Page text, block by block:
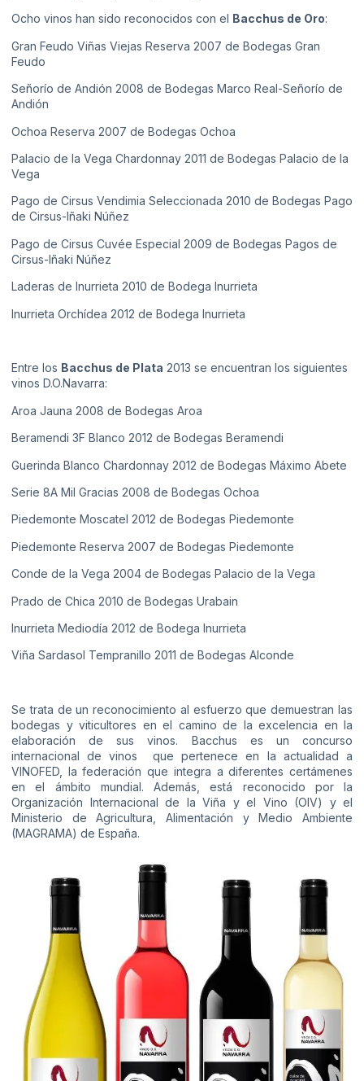
Ocho vinos han sido reconocidos con el
Bacchus de Oro:
Gran Feudo Viñas Viejas Reserva 2007 de Bodegas Gran
Feudo
Señorío de Andión 2008 de Bodegas Marco Real-Señorío de
Andión
Ochoa Reserva 2007 de Bodegas Ochoa
Palacio de la Vega Chardonnay 2011 de Bodegas Palacio de la
Vega
Pago de Cirsus Vendimia Seleccionada 2010 de Bodegas Pago
de Cirsus-Iñaki Núñez
Pago de Cirsus Cuvée Especial 2009 de Bodegas Pagos de
Cirsus-Iñaki Núñez
Laderas de Inurrieta 2010 de Bodega Inurrieta
Inurrieta Orchídea 2012 de Bodega Inurrieta
Entre los Bacchus de Plata 2013 se encuentran los siguientes
vinos D.O.Navarra:
Aroa Jauna 2008 de Bodegas Aroa
Beramendi 3F Blanco 2012 de Bodegas Beramendi
Guerinda Blanco Chardonnay 2012 de Bodegas Máximo Abete
Serie 8A Mil Gracias 2008 de Bodegas Ochoa
Piedemonte Moscatel 2012 de Bodegas Piedemonte
Piedemonte Reserva 2007 de Bodegas Piedemonte
Conde de la Vega 2004 de Bodegas Palacio de la Vega
Prado de Chica 2010 de Bodegas Urabain
Inurrieta Mediodía 2012 de Bodega Inurrieta
Viña Sardasol Tempranillo 2011 de Bodegas Alconde
Se trata de un reconocimiento al esfuerzo que demuestran las
bodegas y viticultores en el camino de la excelencia en la
elaboración de sus vinos. Bacchus es un concurso
internacional de vinos que pertenece en la actualidad a
VINOFED, la federación que integra a diferentes certámenes
en el ámbito mundial. Además, está reconocido por la
Organización Internacional de la Viña y el Vino (OIV) y el
Ministerio de Agricultura, Alimentación y Medio Ambiente
(MAGRAMA) de España.